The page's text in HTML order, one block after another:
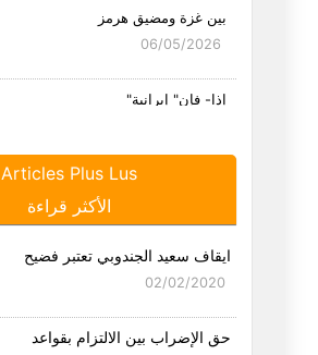
بين غزة ومضيق هرمز
06/05/2026
إذا- فإن" إيرانية"
سبع عجائب وترامب ثامنها
بين مضائق الجغرافيا ومضائق الد
09/04/2026
العلاقة الأمريكية الإسرائيلية
Articles Plus Lus
الأكثر قراءة
ايقاف سعيد الجندوبي تعتبر فضيح
02/02/2020
حق الإضراب بين الالتزام بقواعد